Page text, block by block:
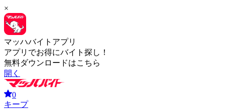
×
マッハバイトアプリ
アプリでお得にバイト探し！
無料ダウンロードはこちら
開く
0
キープ